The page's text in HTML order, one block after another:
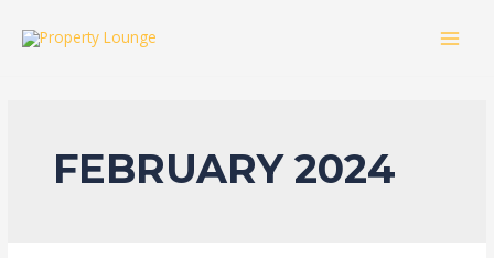
FEBRUARY 2024